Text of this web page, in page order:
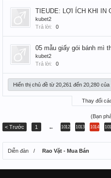
TIEUDE: LỢI ÍCH KHI IN
kubet2
Trả lời:
0
05 mẫu giấy gói bánh mì
kubet2
Trả lời:
0
Hiển thị chủ đề từ 20,261 đến 20,280 của
Thay đổi
(Bạn
< Trước
1 ← 1012 1013 1014
Diễn đàn Rao Vặt - Mua Bán